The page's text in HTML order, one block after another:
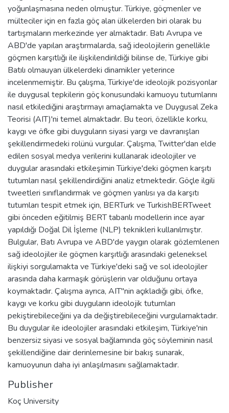
yoğunlaşmasına neden olmuştur. Türkiye, göçmenler ve
mülteciler için en fazla göç alan ülkelerden biri olarak bu
tartışmaların merkezinde yer almaktadır. Batı Avrupa ve
ABD'de yapılan araştırmalarda, sağ ideolojilerin genellikle
göçmen karşıtlığı ile ilişkilendirildiği bilinse de, Türkiye gibi
Batılı olmauyan ülkelerdeki dinamikler yeterince
incelenmemiştir. Bu çalışma, Türkiye'de ideolojik pozisyonlar
ile duygusal tepkilerin göç konusundaki kamuoyu tutumlarını
nasıl etkilediğini araştırmayı amaçlamakta ve Duygusal Zeka
Teorisi (AIT)'ni temel almaktadır. Bu teori, özellikle korku,
kaygı ve öfke gibi duyguların siyasi yargı ve davranışları
şekillendirmedeki rolünü vurgular. Çalışma, Twitter'dan elde
edilen sosyal medya verilerini kullanarak ideolojiler ve
duygular arasındaki etkileşimin Türkiye'deki göçmen karşıtı
tutumları nasıl şekillendirdiğini analiz etmektedir. Göçle ilgili
tweetleri sınıflandırmak ve göçmen yanlısı ya da karşıtı
tutumları tespit etmek için, BERTurk ve TurkishBERTweet
gibi önceden eğitilmiş BERT tabanlı modellerin ince ayar
yapıldığı Doğal Dil İşleme (NLP) teknikleri kullanılmıştır.
Bulgular, Batı Avrupa ve ABD'de yaygın olarak gözlemlenen
sağ ideolojiler ile göçmen karşıtlığı arasındaki geleneksel
ilişkiyi sorgulamakta ve Türkiye'deki sağ ve sol ideolojiler
arasında daha karmaşık görüşlerin var olduğunu ortaya
koymaktadır. Çalışma ayrıca, AIT''nin açıkladığı gibi, öfke,
kaygı ve korku gibi duyguların ideolojik tutumları
pekiştirebileceğini ya da değiştirebileceğini vurgulamaktadır.
Bu duygular ile ideolojiler arasındaki etkileşim, Türkiye'nin
benzersiz siyasi ve sosyal bağlamında göç söyleminin nasıl
şekillendiğine dair derinlemesine bir bakış sunarak,
kamuoyunun daha iyi anlaşılmasını sağlamaktadır.
Publisher
Koç University